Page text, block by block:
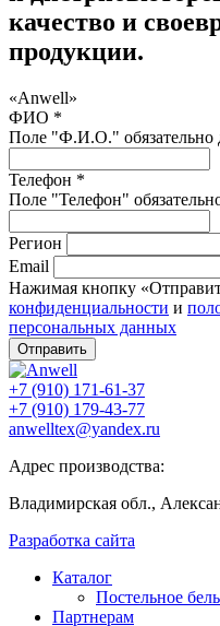
качество и
продукции.
«Anwell»
ФИО *
Поле "Ф.И.О." обязательно
Телефон *
Поле "Телефон"
Регион
Email
Нажимая кнопку
конфиденциальности и
персональных данных
Отправить
+7 (910) 171-61-37
+7 (910) 179-43-77
anwelltex@yandex.ru
Адрес производства:
Владимирская обл.,
Разработка сайта
Каталог
Постельное
Партнерам